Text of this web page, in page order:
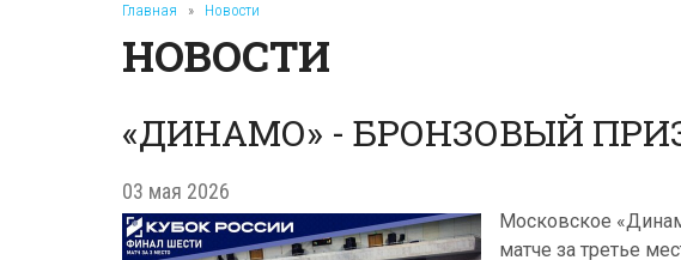
Главная » Новости
НОВОСТИ
«ДИНАМО» - БРОНЗОВЫЙ
03 мая 2026
Московское
матче за третье